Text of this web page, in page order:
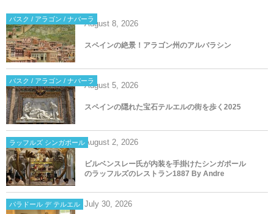
バスク / アラゴン / ナバーラAugust 8, 2026
スペインの絶景！アラゴン州のアルバラシン
バスク / アラゴン / ナバーラAugust 5, 2026
スペインの隠れた宝石テルエルの街を歩く2025
ラッフルズ シンガポールAugust 2, 2026
ビルベンスレー氏が内装を手掛けたシンガポール
のラッフルズのレストラン1887 By Andre
パラドール デ テルエル July 30, 2026